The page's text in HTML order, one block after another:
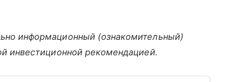
информационный (ознакомительный)
инвестиционной рекомендацией.